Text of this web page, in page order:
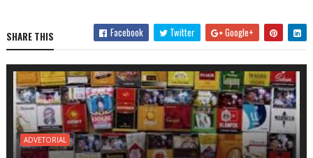
SHARE THIS Facebook Twitter Google+
ADVETORIAL